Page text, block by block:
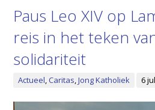
Paus Leo XIV op
reis in het teken
solidariteit
Actueel,Caritas,Jong Katholiek 6